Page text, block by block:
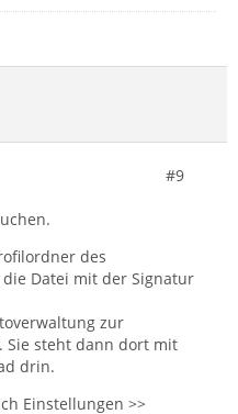
#9
des
Datei mit der Signatur
zur
Sie steht dann dort mit
drin.
Einstellungen >>